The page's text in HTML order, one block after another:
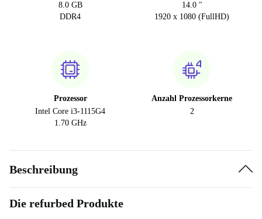
8.0 GB
DDR4
14.0 "
1920 x 1080 (FullHD)
Prozessor
Intel Core i3-1115G4
1.70 GHz
Anzahl Prozessorkerne
2
Beschreibung
Die refurbed Produkte